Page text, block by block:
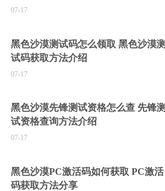
07-17
黑色沙漠测试码怎么领取 黑色沙漠测
试码获取方法介绍
07-17
黑色沙漠先锋测试资格怎么查 先锋测
试资格查询方法介绍
07-17
黑色沙漠PC激活码如何获取 PC激活
码获取方法分享